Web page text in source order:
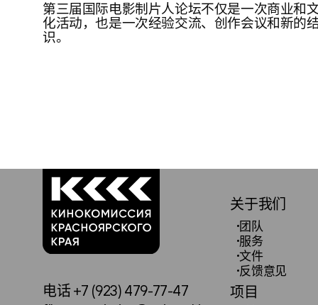
第三届国际电影制片人论坛不仅是一次商业和
化活动，也是一次经验交流、创作会议和新的
识。
电话 +7 (923) 479-77-47
关于我们
团队
服务
文件
反馈意见
项目